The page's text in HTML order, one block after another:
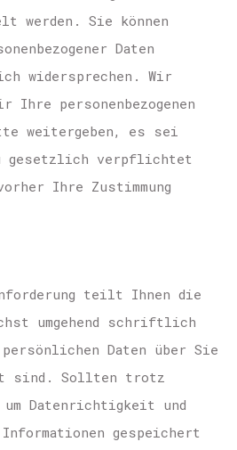
werden. Sie können
Daten
widersprechen. Wir
Ihre personenbezogenen
weitergeben, es sei
gesetzlich verpflichtet
Ihre Zustimmung
teilt Ihnen die
umgehend schriftlich
Daten über Sie
sind. Sollten trotz
um Datenrichtigkeit und
gespeichert